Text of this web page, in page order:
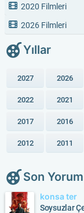
2020 Filmleri
2026 Filmleri
Yıllar
2027 2026
2022 2021
2017 2016
2012 2011
Son
konsa ter
Soysuzlar